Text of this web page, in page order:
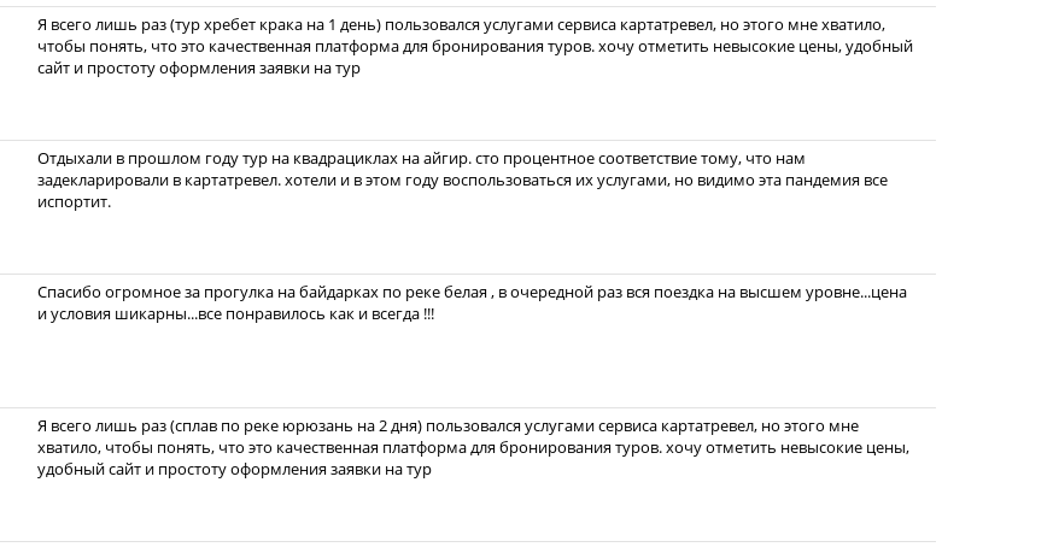
Я всего лишь раз (тур хребет крака на 1 день) пользовался услугами сервиса картатревел, но этого мне хватило,
чтобы понять, что это качественная платформа для бронирования туров. хочу отметить невысокие цены, удобный
сайт и простоту оформления заявки на тур
Отдыхали в прошлом году тур на квадрациклах на айгир. сто процентное соответствие тому, что нам
задекларировали в картатревел. хотели и в этом году воспользоваться их услугами, но видимо эта пандемия все
испортит.
Спасибо огромное за прогулка на байдарках по реке белая , в очередной раз вся поездка на высшем уровне...цена
и условия шикарны...все понравилось как и всегда !!!
Я всего лишь раз (сплав по реке юрюзань на 2 дня) пользовался услугами сервиса картатревел, но этого мне
хватило, чтобы понять, что это качественная платформа для бронирования туров. хочу отметить невысокие цены,
удобный сайт и простоту оформления заявки на тур